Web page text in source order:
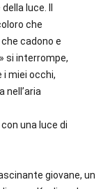
luce. Il
che
cadono e
si interrompe,
i miei occhi,
nell’aria
una luce di
giovane, un